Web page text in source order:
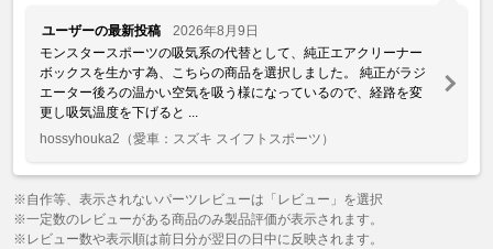
ユーザーの最新投稿
2026年8月9日
モンスタースポーツの吸気系の代替として、純正エアクリーナー
ボックスを生かす為、こちらの商品を選択しました。 純正がラジ
エーター後ろの温かい空気を吸う様になっているので、経路を変
更し吸気温度を下げると ...
hossyhouka2 （愛車：スズキ スイフトスポーツ）
※自作等、表示されないパーツレビューは「レビュー」を選択
※一定数のレビューがある商品のみ製品評価が表示されます。
※レビュー数や表示順は前日分が翌日の日中に反映されます。